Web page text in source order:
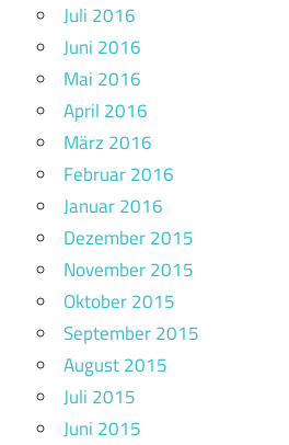
Juli 2016
Juni 2016
Mai 2016
April 2016
März 2016
Februar 2016
Januar 2016
Dezember 2015
November 2015
Oktober 2015
September 2015
August 2015
Juli 2015
Juni 2015